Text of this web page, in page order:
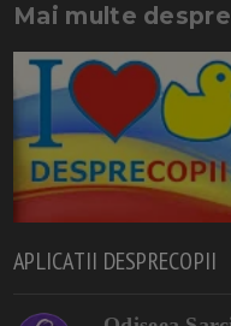
Mai multe
APLICATII DESPRECOPII